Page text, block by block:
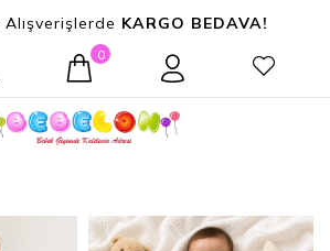
KARGO BEDAVA!
(Ürün, Kategori ...)
0